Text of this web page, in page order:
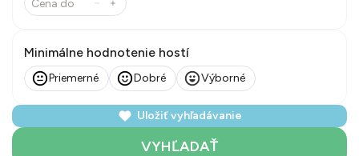
Minimálne hodnotenie hostí
Priemerné Dobré Výborné
Uložiť vyhľadávanie
VYHĽADAŤ